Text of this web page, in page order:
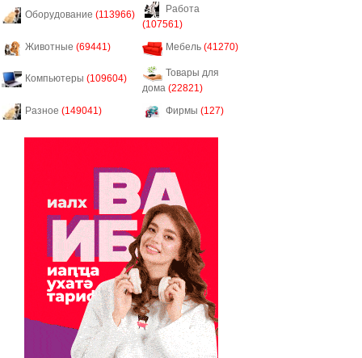
Оборудование (113966)
Работа
(107561)
Животные (69441) Мебель (41270)
Компьютеры (109604)
Товары для
дома (22821)
Разное (149041) Фирмы (127)